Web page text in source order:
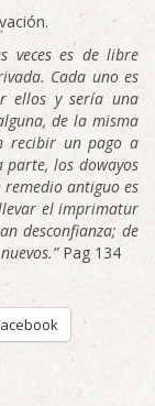
veces es de libre
Cada uno es
ellos y sería una
de la misma
recibir un pago a
los dowayos
remedio antiguo es
el imprimatur
desconfianza; de
Pag 134